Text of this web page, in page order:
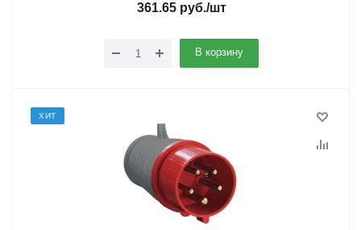
361.65руб./шт
В корзину
ХИТ